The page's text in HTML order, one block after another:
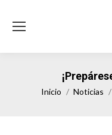
Estás aquí:
Inicio Noticias